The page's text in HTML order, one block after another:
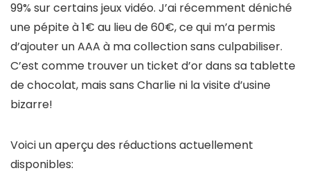
99% sur certains jeux vidéo. J’ai récemment déniché
une pépite à 1€ au lieu de 60€, ce qui m’a permis
d’ajouter un AAA à ma collection sans culpabiliser.
C’est comme trouver un ticket d’or dans sa tablette
de chocolat, mais sans Charlie ni la visite d’usine
bizarre!
Voici un aperçu des réductions actuellement
disponibles: